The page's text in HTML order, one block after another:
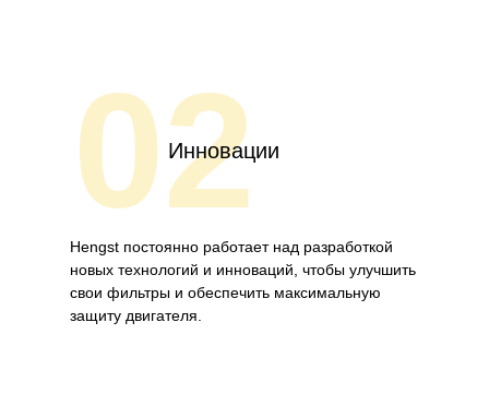
02
Инновации
Hengst постоянно работает над разработкой
новых технологий и инноваций, чтобы улучшить
свои фильтры и обеспечить максимальную
защиту двигателя.